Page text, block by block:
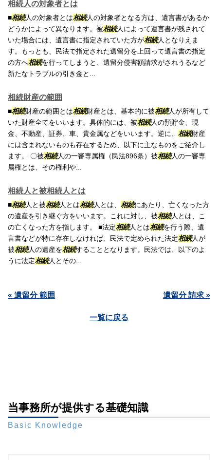
相続人の対象者とは
■相続人の対象者とは相続人の対象者となる方は、遺言書があるか
どうかによって異なります。被相続人によって遺言書が残されて
いた場合には、遺言書に指定されていた方が相続人となりえま
す。もっとも、民法で指定された遺留分を上回って遺言書の指定
の方へ相続を行ってしまうと、遺留分侵害額請求がされうるなど
新たなトラブルの引き金と...
相続財産の範囲
■相続財産の範囲とは相続財産とは、基本的に被相続人が所有して
いた財産全てをいいます。具体的には、被相続人の預貯金、現
金、不動産、証券、車、貴金属などをいいます。逆に、 相続財産
には含まれないものも存在するため、以下に主なものをご紹介し
ます。 〇被相続人の一審専属権（民法896条）被相続人の一審専
属権とは、その権利や...
相続人と被相続人とは
■相続人と被相続人とは相続人とは、 相続にあたり、亡くなった方
の遺産を引き継ぐ方をいいます。これに対し、被相続人とは、こ
の亡くなった方を指します。 ■法定相続人とは相続を行う際、遺
言書などが特に存在しなければ、民法で定められた法定相続人が
被相続人の遺産を相続することとなります。民法では、以下のよ
うに法定相続人とその...
« 遺留分 範囲 遺留分 請求 »
一覧に戻る
当事務所が提供する基礎知識
Basic Knowledge